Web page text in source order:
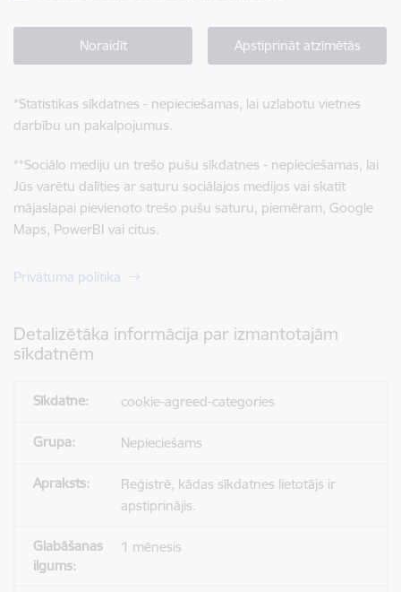
Noraidīt Apstiprināt atzīmētās
*Statistikas sīkdatnes - nepieciešamas, lai uzlabotu vietnes
darbību un pakalpojumus.
**Sociālo mediju un trešo pušu sīkdatnes - nepieciešamas, lai
Jūs varētu dalīties ar saturu sociālajos medijos vai skatīt
mājaslapai pievienoto trešo pušu saturu, piemēram, Google
Maps, PowerBI vai citus.
Privātuma politika
Detalizētāka informācija par izmantotajām
sīkdatnēm
cookie-agreed-categories
Nepieciešams
Reģistrē, kādas sīkdatnes lietotājs ir
apstiprinājis.
1 mēnesis